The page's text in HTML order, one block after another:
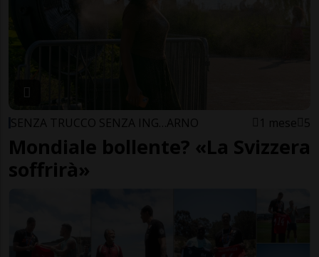
SENZA TRUCCO SENZA ING…ARNO 1 mese 5
Mondiale bollente? «La Svizzera
soffrirà»